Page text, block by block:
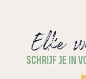
Elke
SCHRIJF JE IN